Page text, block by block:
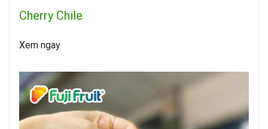
Cherry Chile
Xem ngay